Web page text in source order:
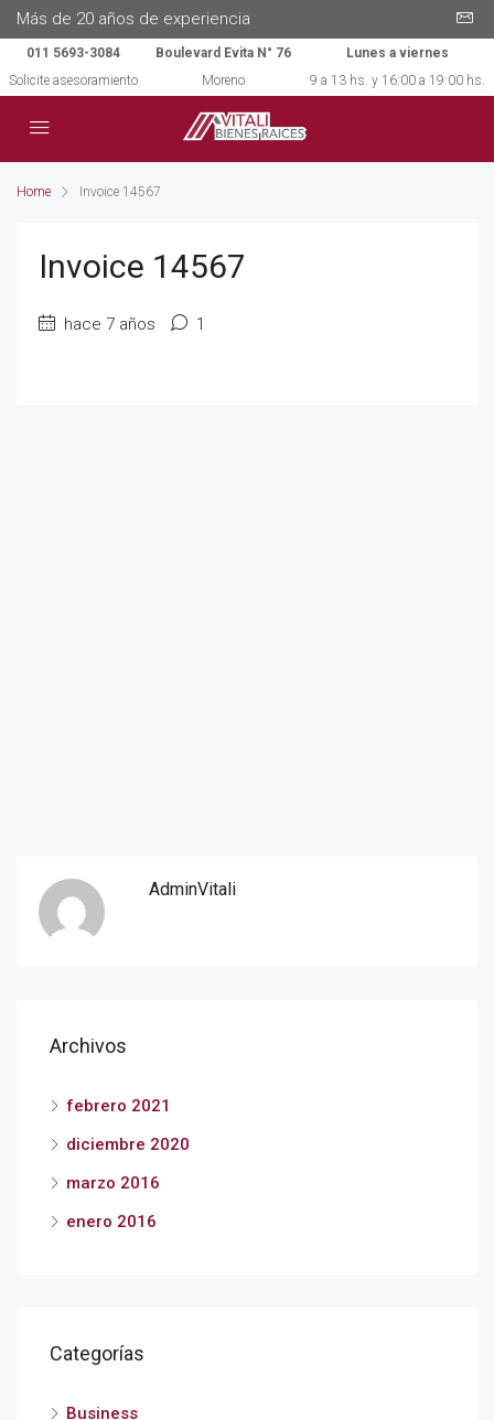
Más de 20 años de experiencia
011 5693-3084
Solicite asesoramiento
Boulevard Evita N° 76
Moreno
Lunes a viernes
9 a 13 hs. y 16:00 a 19:00 hs.
Home Invoice 14567
Invoice 14567
hace 7 años 1
AdminVitali
Archivos
febrero 2021
diciembre 2020
marzo 2016
enero 2016
Categorías
Business